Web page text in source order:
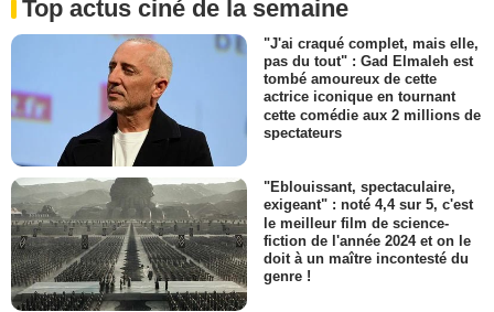
Top actus ciné de la semaine
"J'ai craqué complet, mais elle,
pas du tout" : Gad Elmaleh est
tombé amoureux de cette
actrice iconique en tournant
cette comédie aux 2 millions de
spectateurs
"Eblouissant, spectaculaire,
exigeant" : noté 4,4 sur 5, c'est
le meilleur film de science-
fiction de l'année 2024 et on le
doit à un maître incontesté du
genre !